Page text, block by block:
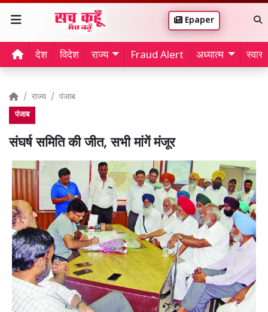
Epaper
देश विदेश राज्य Fraud Alert अध्यात्म
राज्य पंजाब
पंजाब
संघर्ष समिति की जीत, सभी मांगें मंजूर